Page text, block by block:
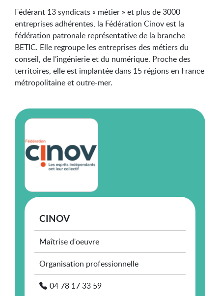
Fédérant 13 syndicats « métier » et plus de 3000
entreprises adhérentes, la Fédération Cinov est la
fédération patronale représentative de la branche
BETIC. Elle regroupe les entreprises des métiers du
conseil, de l’ingénierie et du numérique. Proche des
territoires, elle est implantée dans 15 régions en France
métropolitaine et outre-mer.
CINOV
Maîtrise d'oeuvre
Organisation professionnelle
04 78 17 33 59